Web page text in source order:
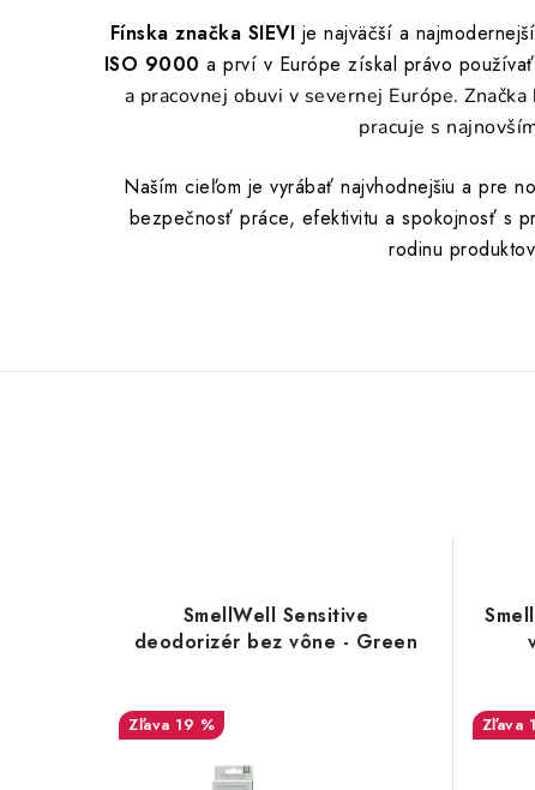
Fínska značka SIEVI je najväčší a
ISO 9000 a prví v Európe získal právo
a pracovnej obuvi v severnej Európe.
pracuje s
Naším cieľom je vyrábať najvhodnejšiu a pre
bezpečnosť práce, efektivitu a spokojnosť s
rodinu
SmellWell Sensitive
deodorizér bez vône - Green
19 %